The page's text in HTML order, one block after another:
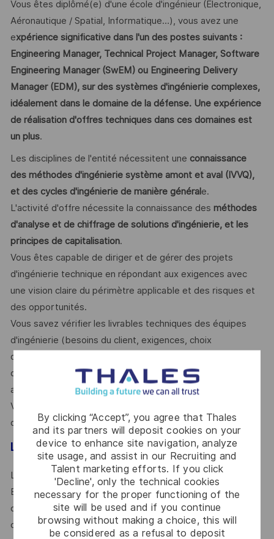
By clicking “Accept”, you agree that Thales
and its partners will deposit cookies on your
device to enhance site navigation, analyze
site usage, and assist in our Recruiting and
Talent marketing efforts. If you click
'Decline', only the technical cookies
necessary for the proper functioning of the
site will be used and if you continue
browsing without making a choice, this will
be considered as a refusal to deposit
Vous êtes diplômé(e) d'une école d'ingénieur (Electronique,
Aéronautique / Spatial, Informatique…), vous avez une
expérience significative dans l'un des postes suivants :
Engineering Manager, Technical Project Manager, Software
Engineering Manager (SwEM) ou Engineering Delivery
Manager (EDM), sur des systèmes d'ingénierie complexes,
idéalement dans le domaine de la défense. Une expérience
de réalisation d'offres techniques dans ces domaines est
un plus.
Les disciplines de l'entité nécessitent une connaissance
des méthodes d'ingénierie système amont et aval (IVVQ),
et des cycles d'ingénierie de manière général e.
L'activité d'offre nécessite la connaissance des méthodes
d'analyse et de chiffrage de solutions d'ingénierie, et les
principes de capitalisation.
Vous êtes capable de diriger et de gérer des projets
d'ingénierie technique en répondant aux exigences avec
une vision claire du périmètre applicable et des risques et
des opportunités.
Vous savez vérifier les livrables techniques des équipes
d'ingénierie (besoins du client, exigences, choix
d'architecture...) et vous êtes capable d'engager et
d'influencer un ensemble diversifié de parties prenantes
autour d'objectifs clairs et réalisables.
Vous êtes capable de prendre des décisions, même dans
des contextes incertains.
Le mot de l'équipe
L’équipe delivery du centre de compétences Guerre
Electronique est une équipe dynamique, sympathique et
orientée sur la réussite collective. L’entraide et le partage
constituent les valeurs primordiales de cette équipe.